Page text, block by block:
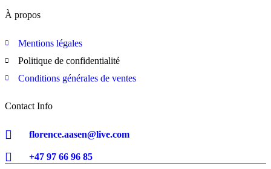
À propos
Mentions légales
Politique de confidentialité
Conditions générales de ventes
Contact Info
florence.aasen@live.com
+47 97 66 96 85